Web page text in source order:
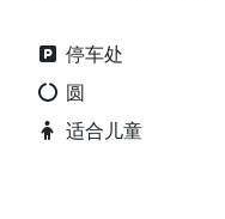
停车处
圆
适合儿童